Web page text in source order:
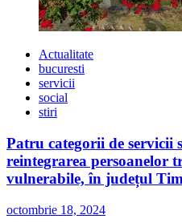
Actualitate
bucuresti
servicii
social
stiri
Patru categorii de servicii
reintegrarea persoanelor
vulnerabile, în județul
octombrie 18, 2024